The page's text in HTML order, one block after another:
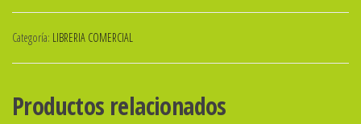
C/CIERRE
A4
cantidad
Categoría: LIBRERIA COMERCIAL
Productos relacionados